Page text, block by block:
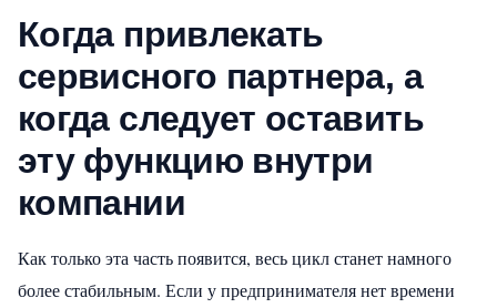
Когда привлекать
сервисного партнера, а
когда следует оставить
эту функцию внутри
компании
Как только эта часть появится, весь цикл станет намного
более стабильным. Если у предпринимателя нет времени